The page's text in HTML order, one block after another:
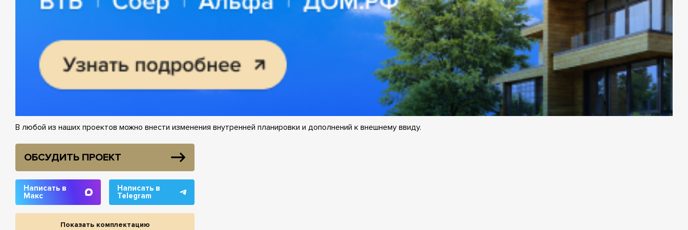
В любой из наших проектов можно внести изменения внутренней планировки и дополнений к внешнему ввиду.
ОБСУДИТЬ ПРОЕКТ
Написать в
Макс
Написать в
Telegram
Показать комплектацию